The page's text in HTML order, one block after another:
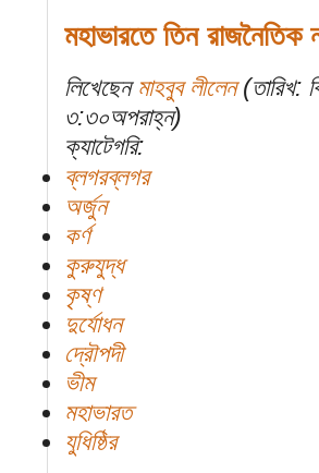
মহাভারতে তিন
লিখেছেন মাহবুব লীলেন(তারিখ:
৩:৩০অপরাহ্ন)
ক্যাটেগরি:
ব্লগরব্লগর
অর্জুন
কর্ণ
কুরুযুদ্ধ
কৃষ্ণ
দুর্যোধন
দ্রৌপদী
ভীম
মহাভারত
যুধিষ্ঠির